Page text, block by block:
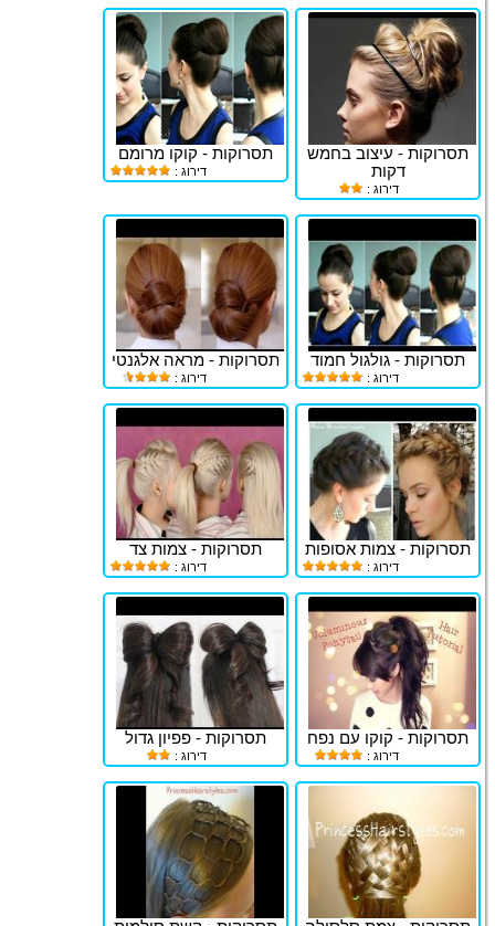
תסרוקות - עיצוב בחמש
דקות
דירוג :
תסרוקות - קוקו מרומם
דירוג :
תסרוקות - גולגול חמוד
דירוג :
תסרוקות - מראה אלגנטי
דירוג :
תסרוקות - צמות אסופות
דירוג :
תסרוקות - צמות צד
דירוג :
תסרוקות - קוקו עם נפח
דירוג :
תסרוקות - פפיון גדול
דירוג :